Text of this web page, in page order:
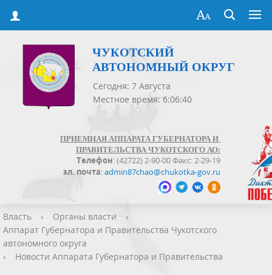
ЧУКОТСКИЙ
АВТОНОМНЫЙ ОКРУГ
Сегодня: 7 Августа
Местное время: 6:06:41
ПРИЕМНАЯ АППАРАТА ГУБЕРНАТОРА И
ПРАВИТЕЛЬСТВА ЧУКОТСКОГО АО:
Телефон: (42722) 2-90-00 Факс: 2-29-19
эл. почта:admin87chao@chukotka-gov.ru
Власть › Органы власти
›
Аппарат Губернатора и Правительства Чукотского
автономного округа
›
Новости Аппарата Губернатора и Правительства